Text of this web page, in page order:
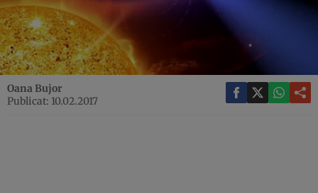
Oana Bujor
Publicat: 10.02.2017